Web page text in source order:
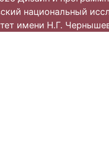
национальный
имени Н.Г.